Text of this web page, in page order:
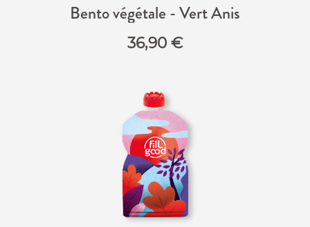
Bento végétale - Vert Anis
36,90€